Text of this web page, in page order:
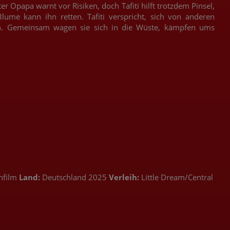
Opapa warnt vor Risiken, doch Tafiti hilft trotzdem Pinsel,
kann ihn retten. Tafiti verspricht, sich von anderen
wagen sie sich in die Wüste, kämpfen ums
Land: Deutschland 2025 Verleih: Little Dream/Central